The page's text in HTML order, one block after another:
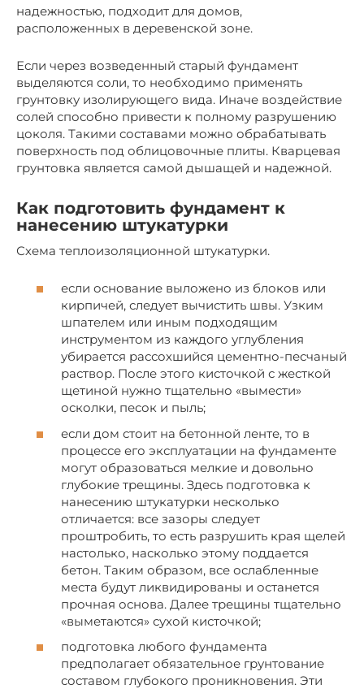
надежностью, подходит для домов,
расположенных в деревенской зоне.
Если через возведенный старый фундамент
выделяются соли, то необходимо применять
грунтовку изолирующего вида. Иначе воздействие
солей способно привести к полному разрушению
цоколя. Такими составами можно обрабатывать
поверхность под облицовочные плиты. Кварцевая
грунтовка является самой дышащей и надежной.
Как подготовить фундамент к
нанесению штукатурки
Схема теплоизоляционной штукатурки.
если основание выложено из блоков или
кирпичей, следует вычистить швы. Узким
шпателем или иным подходящим
инструментом из каждого углубления
убирается рассохшийся цементно-песчаный
раствор. После этого кисточкой с жесткой
щетиной нужно тщательно «вымести»
осколки, песок и пыль;
если дом стоит на бетонной ленте, то в
процессе его эксплуатации на фундаменте
могут образоваться мелкие и довольно
глубокие трещины. Здесь подготовка к
нанесению штукатурки несколько
отличается: все зазоры следует
проштробить, то есть разрушить края щелей
настолько, насколько этому поддается
бетон. Таким образом, все ослабленные
места будут ликвидированы и останется
прочная основа. Далее трещины тщательно
«выметаются» сухой кисточкой;
подготовка любого фундамента
предполагает обязательное грунтование
составом глубокого проникновения. Эти